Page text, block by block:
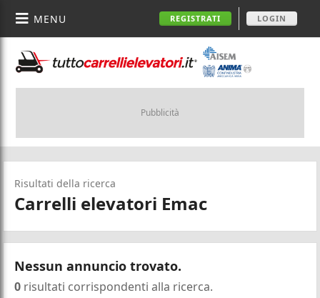
REGISTRATI LOGIN
MENU
Risultati della ricerca
Carrelli elevatori Emac
Nessun annuncio trovato.
0 risultati corrispondenti alla ricerca.